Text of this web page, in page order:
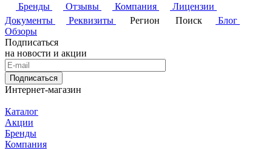
Бренды
Отзывы Компания
Лицензии
Документы
Реквизиты Регион Поиск
Блог
Обзоры
Подписаться
на новости и акции
Подписаться
Интернет-магазин
Каталог
Акции
Бренды
Компания